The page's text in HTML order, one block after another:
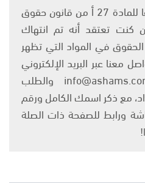
يتم الاستخدام المواد وفقًا للمادة 27 أ من قانون حقوق
والنشر 2007، وإن كنت تعتقد أنه تم انتهاك
في المواد التي تظهر
معنا عبر البريد الإلكتروني
على العنوان التالي: info@ashams.com والطلب
مع ذكر اسمك الكامل ورقم
ورابط للصفحة ذات الصلة